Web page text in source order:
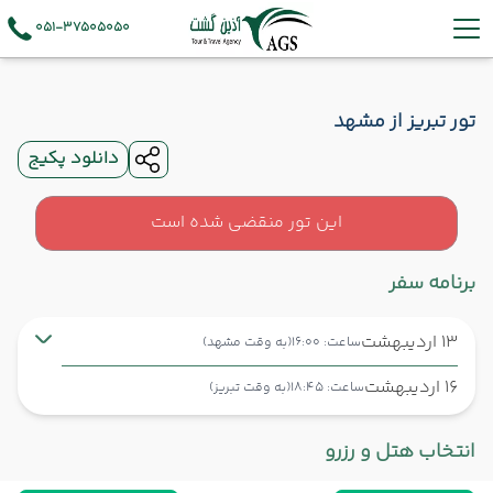
051-37505050
تور تبریز از مشهد
دانلود پکیج
این تور منقضی شده است
برنامه سفر
13 اردیبهشت ساعت: 16:00 (به وقت مشهد)
16 اردیبهشت ساعت: 18:45 (به وقت تبریز)
شروع سفر مشهد ,
انتخاب هتل و رزرو